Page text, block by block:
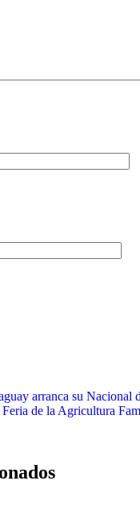
arranca su Nacional
de la Agricultura